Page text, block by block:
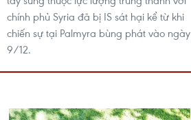
chính phủ Syria đã bị IS sát hại kể từ khi
chiến sự tại Palmyra bùng phát vào ngày
9/12.